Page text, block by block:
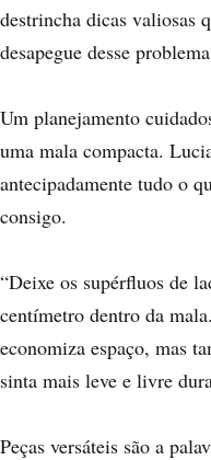
destrincha dicas valiosas
desapegue desse
Um planejamento
uma mala compacta.
antecipadamente tudo o
consigo.
“Deixe os supérfluos de
centímetro dentro da
economiza espaço, mas
sinta mais leve e livre
Peças versáteis são a